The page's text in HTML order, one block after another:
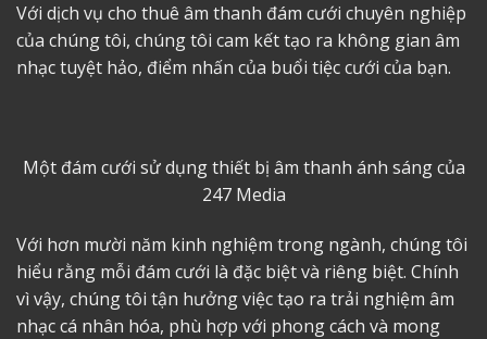
Với dịch vụ cho thuê âm thanh đám cưới chuyên nghiệp
của chúng tôi, chúng tôi cam kết tạo ra không gian âm
nhạc tuyệt hảo, điểm nhấn của buổi tiệc cưới của bạn.
Một đám cưới sử dụng thiết bị âm thanh ánh sáng của
247 Media
Với hơn mười năm kinh nghiệm trong ngành, chúng tôi
hiểu rằng mỗi đám cưới là đặc biệt và riêng biệt. Chính
vì vậy, chúng tôi tận hưởng việc tạo ra trải nghiệm âm
nhạc cá nhân hóa, phù hợp với phong cách và mong